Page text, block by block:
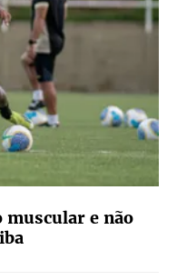
muscular e não